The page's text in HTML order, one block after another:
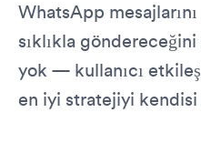
WhatsApp
sıklıkla
yok — kullanıcı
en iyi stratejiyi kendisi